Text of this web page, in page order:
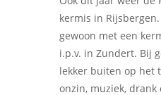
kermis in
gewoon met een
i.p.v. in Zundert. Bij
lekker buiten op het
onzin, muziek,